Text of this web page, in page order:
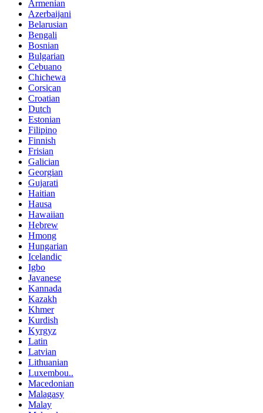
Armenian
Azerbaijani
Belarusian
Bengali
Bosnian
Bulgarian
Cebuano
Chichewa
Corsican
Croatian
Dutch
Estonian
Filipino
Finnish
Frisian
Galician
Georgian
Gujarati
Haitian
Hausa
Hawaiian
Hebrew
Hmong
Hungarian
Icelandic
Igbo
Javanese
Kannada
Kazakh
Khmer
Kurdish
Kyrgyz
Latin
Latvian
Lithuanian
Luxembou..
Macedonian
Malagasy
Malay